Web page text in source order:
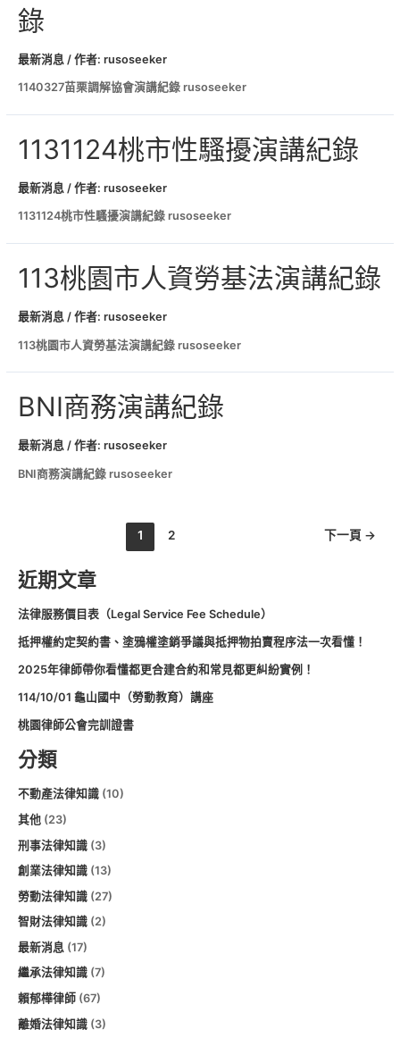
錄
最新消息 / 作者: rusoseeker
1140327苗栗調解協會演講紀錄 rusoseeker
1131124桃市性騷擾演講紀錄
最新消息 / 作者: rusoseeker
1131124桃市性騷擾演講紀錄 rusoseeker
113桃園市人資勞基法演講紀錄
最新消息 / 作者: rusoseeker
113桃園市人資勞基法演講紀錄 rusoseeker
BNI商務演講紀錄
最新消息 / 作者: rusoseeker
BNI商務演講紀錄 rusoseeker
1 2 下一頁 →
近期文章
法律服務價目表（Legal Service Fee Schedule）
抵押權約定契約書、塗鴉權塗銷爭議與抵押物拍賣程序法一次看懂！
2025年律師帶你看懂都更合建合約和常見都更糾紛實例！
114/10/01 龜山國中（勞動教育）講座
桃園律師公會完訓證書
分類
不動產法律知識(10)
其他(23)
刑事法律知識(3)
創業法律知識(13)
勞動法律知識(27)
智財法律知識(2)
最新消息 (17)
繼承法律知識(7)
賴郁樺律師(67)
離婚法律知識(3)